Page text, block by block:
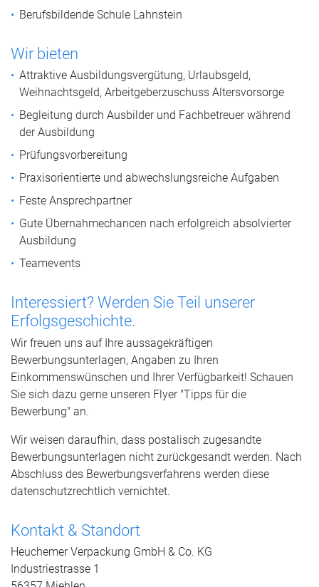
Berufsbildende Schule Lahnstein
Wir bieten
Attraktive Ausbildungsvergütung, Urlaubsgeld,
Weihnachtsgeld, Arbeitgeberzuschuss Altersvorsorge
Begleitung durch Ausbilder und Fachbetreuer während
der Ausbildung
Prüfungsvorbereitung
Praxisorientierte und abwechslungsreiche Aufgaben
Feste Ansprechpartner
Gute Übernahmechancen nach erfolgreich absolvierter
Ausbildung
Teamevents
Interessiert? Werden Sie Teil unserer
Erfolgsgeschichte.
Wir freuen uns auf Ihre aussagekräftigen
Bewerbungsunterlagen, Angaben zu Ihren
Einkommenswünschen und Ihrer Verfügbarkeit! Schauen
Sie sich dazu gerne unseren Flyer "Tipps für die
Bewerbung" an.
Wir weisen daraufhin, dass postalisch zugesandte
Bewerbungsunterlagen nicht zurückgesandt werden. Nach
Abschluss des Bewerbungsverfahrens werden diese
datenschutzrechtlich vernichtet.
Kontakt & Standort
Heuchemer Verpackung GmbH & Co. KG
Industriestrasse 1